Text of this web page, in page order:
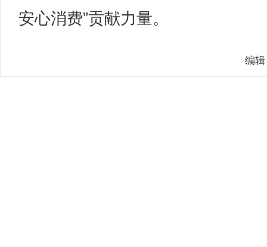
安心消费”贡献力量。
编